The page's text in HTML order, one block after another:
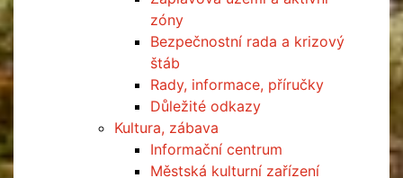
zóny
Bezpečnostní rada a krizový
štáb
Rady, informace, příručky
Důležité odkazy
Kultura, zábava
Informační centrum
Městská kulturní zařízení